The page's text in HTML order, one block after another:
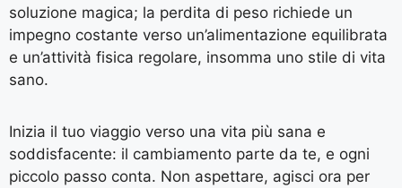
soluzione magica; la perdita di peso richiede un
impegno costante verso un’alimentazione equilibrata
e un’attività fisica regolare, insomma uno stile di vita
sano.
Inizia il tuo viaggio verso una vita più sana e
soddisfacente: il cambiamento parte da te, e ogni
piccolo passo conta. Non aspettare, agisci ora per